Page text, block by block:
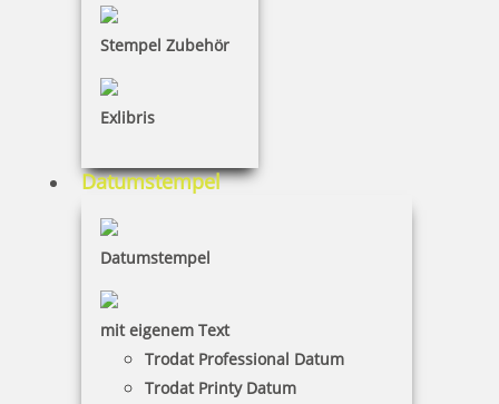
Stempel Zubehör
Exlibris
Datumstempel
Datumstempel
mit eigenem Text
Trodat Professional Datum
Trodat Printy Datum
Jetzt gestalten
Colop Printer Arztstempel m. individuellem Text 7-zeilig
35,55 €